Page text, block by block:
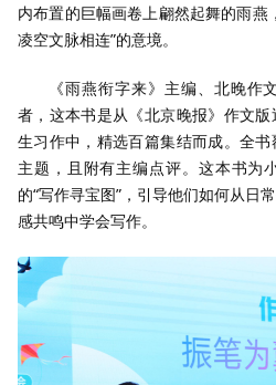
内布置的巨幅画卷上翩然起舞的雨燕
凌空文脉相连”的意境。
《雨燕衔字来》主编、北晚作
者，这本书是从《北京晚报》作文
生习作中，精选百篇集结而成。全
主题，且附有主编点评。这本书为
的“写作寻宝图”，引导他们如何从日
感共鸣中学会写作。